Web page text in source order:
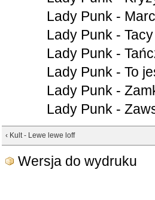
Lady Punk -
Lady Punk -
Lady Punk -
Lady Punk - To
Lady Punk -
Lady Punk -
‹ Kult - Lewe lewe loff
Wersja do wydruku